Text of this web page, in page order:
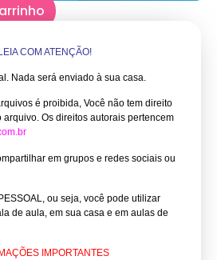
COM ATENÇÃO!
Nada será enviado à sua casa.
é proibida, Você não tem direito
arquivo. Os direitos autorais pertencem
em grupos e redes sociais ou
ou seja, você pode utilizar
de aula, em sua casa e em aulas de
IMPORTANTES